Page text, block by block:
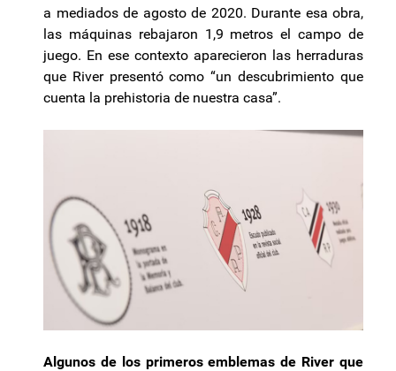
a mediados de agosto de 2020. Durante esa obra,
las máquinas rebajaron 1,9 metros el campo de
juego. En ese contexto aparecieron las herraduras
que River presentó como “un descubrimiento que
cuenta la prehistoria de nuestra casa”.
Algunos de los primeros emblemas de River que